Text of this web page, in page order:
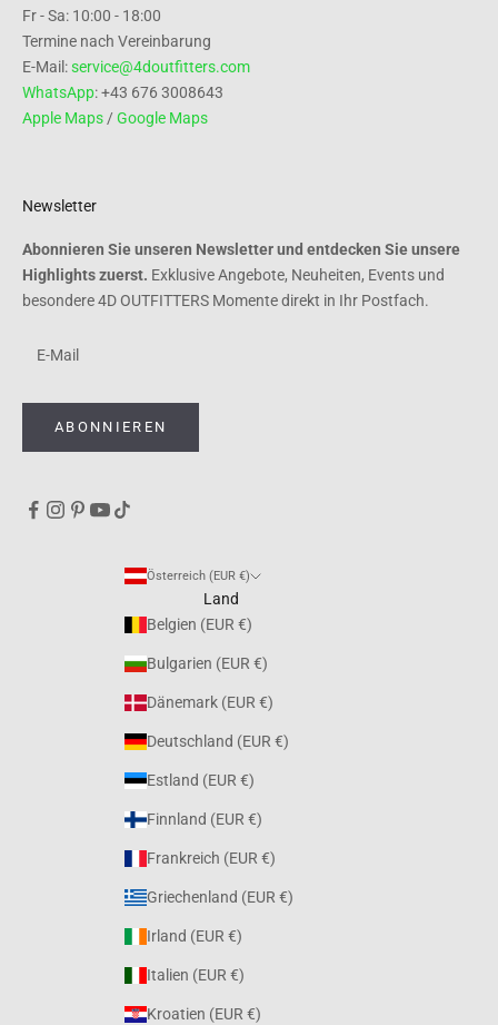
Fr - Sa: 10:00 - 18:00
Termine nach Vereinbarung
E-Mail:service@4doutfitters.com
WhatsApp: +43 676 3008643
Apple Maps / Google Maps
Newsletter
Abonnieren Sie unseren Newsletter und entdecken Sie unsere
Highlights zuerst. Exklusive Angebote, Neuheiten, Events und
besondere 4D OUTFITTERS Momente direkt in Ihr Postfach.
ABONNIEREN
Österreich (EUR €)
Land
Belgien (EUR €)
Bulgarien (EUR €)
Dänemark (EUR €)
Deutschland (EUR €)
Estland (EUR €)
Finnland (EUR €)
Frankreich (EUR €)
Griechenland (EUR €)
Irland (EUR €)
Italien (EUR €)
Kroatien (EUR €)